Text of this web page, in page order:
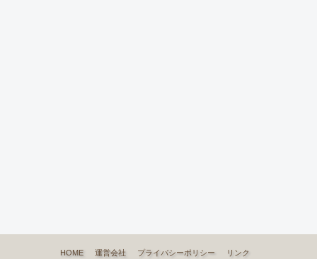
HOME 運営会社 プライバシーポリシー リンク